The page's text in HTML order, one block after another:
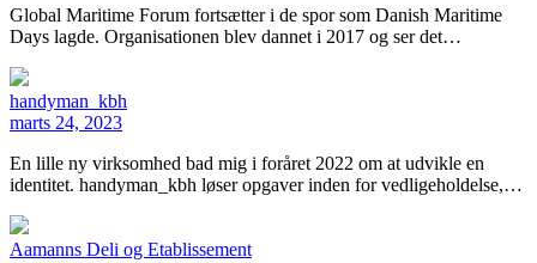
Global Maritime Forum fortsætter i de spor som Danish Maritime
Days lagde. Organisationen blev dannet i 2017 og ser det…
handyman_kbh
marts 24, 2023
En lille ny virksomhed bad mig i foråret 2022 om at udvikle en
identitet. handyman_kbh løser opgaver inden for vedligeholdelse,…
Aamanns Deli og Etablissement